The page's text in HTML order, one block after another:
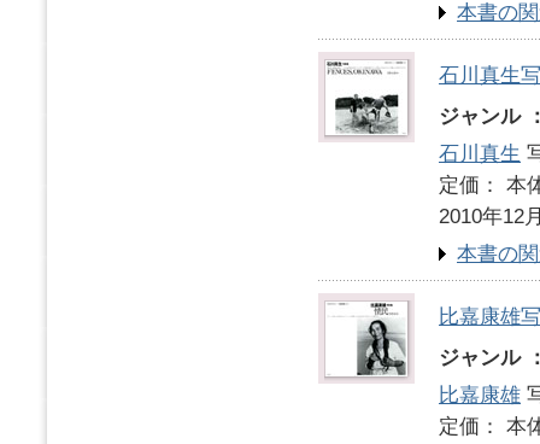
本書の
石川真生
ジャンル
石川真生
定価：
2010年12
本書の
比嘉康雄
ジャンル
比嘉康雄
定価：